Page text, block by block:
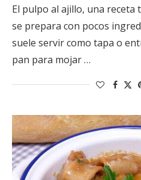
El pulpo al ajillo, una receta
se prepara con pocos
suele servir como tapa o
pan para mojar …